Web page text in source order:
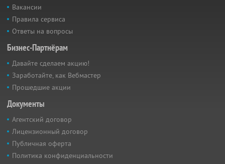
Вакансии
Правила сервиса
Ответы на вопросы
Бизнес-Партнёрам
Давайте сделаем акцию!
Заработайте, как Вебмастер
Прошедшие акции
Документы
Агентский договор
Лицензионный договор
Публичная оферта
Политика конфиденциальности